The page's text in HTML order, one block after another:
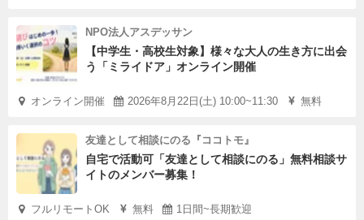
NPO法人アスデッサン
【中学生・高校生対象】様々な大人の生き方に出会
う「ミライドア」オンライン開催
オンライン開催 2026年8月22日(土) 10:00~11:30 無料
友達として相談にのる『ココトモ』
自宅で活動可「友達として相談にのる」無料相談サ
イトのメンバー募集！
フルリモートOK 無料 1日間~長期歓迎